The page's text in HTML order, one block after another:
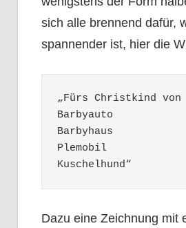
sich alle brennend dafür,
spannender ist, hier die
„Fürs Christkind
Barbyauto
Barbyhaus
Plemobil
Kuschelhund“
Dazu eine Zeichnung mit